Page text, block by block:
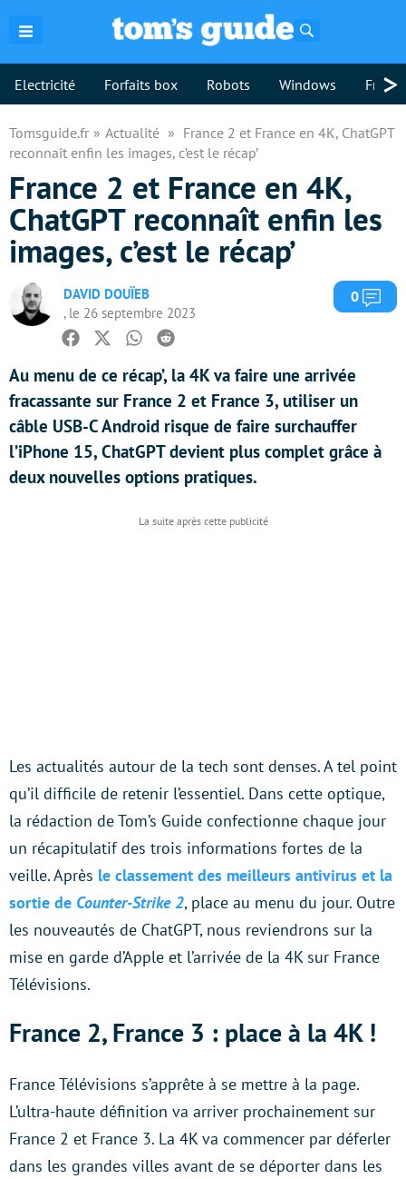
Electricité Forfaits box Robots Windows >
Tomsguide.fr Actualité
France 2 et France en 4K, ChatGPT
reconnaît enfin les images, c’est le récap’
France 2 et France en 4K,
ChatGPT reconnaît enfin les
images, c’est le récap’
DAVID DOUÏEB
, le 26 septembre 2023
0
Facebook
TwitterWhatsapp
Reddit
Au menu de ce récap’, la 4K va faire une arrivée
fracassante sur France 2 et France 3, utiliser un
câble USB-C Android risque de faire surchauffer
l’iPhone 15, ChatGPT devient plus complet grâce à
deux nouvelles options pratiques.
Les actualités autour de la tech sont denses. A tel point
qu’il difficile de retenir l’essentiel. Dans cette optique,
la rédaction de Tom’s Guide confectionne chaque jour
un récapitulatif des trois informations fortes de la
veille. Après le classement des meilleurs antivirus et la
sortie de Counter-Strike 2, place au menu du jour. Outre
les nouveautés de ChatGPT, nous reviendrons sur la
mise en garde d’Apple et l’arrivée de la 4K sur France
Télévisions.
France 2, France 3 : place à la 4K !
France Télévisions s’apprête à se mettre à la page.
L’ultra-haute définition va arriver prochainement sur
France 2 et France 3. La 4K va commencer par déferler
dans les grandes villes avant de se déporter dans les